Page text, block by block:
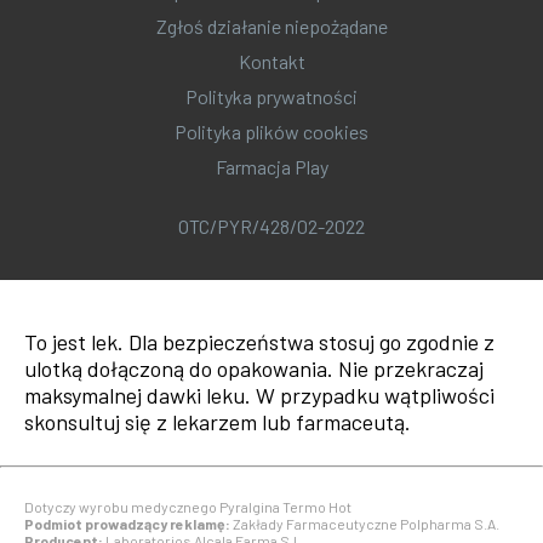
Zgłoś działanie niepożądane
Kontakt
Polityka prywatności
Polityka plików cookies
Farmacja Play
OTC/PYR/428/02-2022
To jest lek. Dla bezpieczeństwa stosuj go zgodnie z
ulotką dołączoną do opakowania. Nie przekraczaj
maksymalnej dawki leku. W przypadku wątpliwości
skonsultuj się z lekarzem lub farmaceutą.
Dotyczy wyrobu medycznego Pyralgina Termo Hot
Podmiot prowadzący reklamę: Zakłady Farmaceutyczne Polpharma S.A.